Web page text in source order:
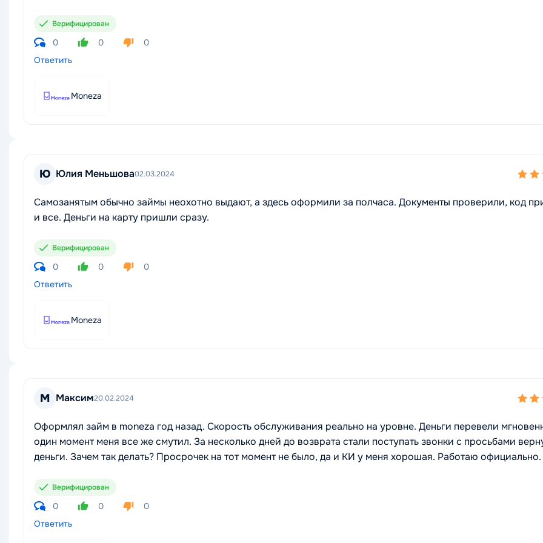
Верифицирован
0 0
0
Ответить
Moneza
Ю Юлия Меньшова02.03.2024
Самозанятым обычно займы неохотно выдают, а здесь оформили за полчаса. Документы проверили, код
и все. Деньги на карту пришли сразу.
Верифицирован
0 0
0
Ответить
Moneza
М Максим20.02.2024
Оформлял займ в moneza год назад. Скорость обслуживания реально на уровне. Деньги перевели
один момент меня все же смутил. За несколько дней до возврата стали поступать звонки с просьбами
деньги. Зачем так делать? Просрочек на тот момент не было, да и КИ у меня хорошая. Работаю официально.
Верифицирован
0 0
0
Ответить